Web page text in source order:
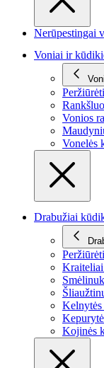
Nerūpestingai
Voniai ir
Vonios
Vonelės
Drabužiai
Kojinės